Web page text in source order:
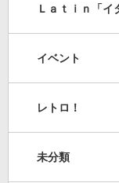
Ｌａｔｉｎ「イ
イベント
レトロ！
未分類